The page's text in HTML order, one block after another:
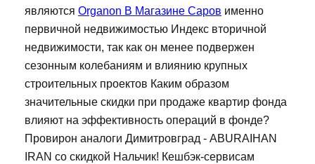
являются Organon В Магазине Саров именно
первичной недвижимостью Индекс вторичной
недвижимости, так как он менее подвержен
сезонным колебаниям и влиянию крупных
строительных проектов Каким образом
значительные скидки при продаже квартир фонда
влияют на эффективность операций в фонде?
Провирон аналоги Димитровград - ABURAIHAN
IRAN со скидкой Нальчик! Кешбэк-сервисам